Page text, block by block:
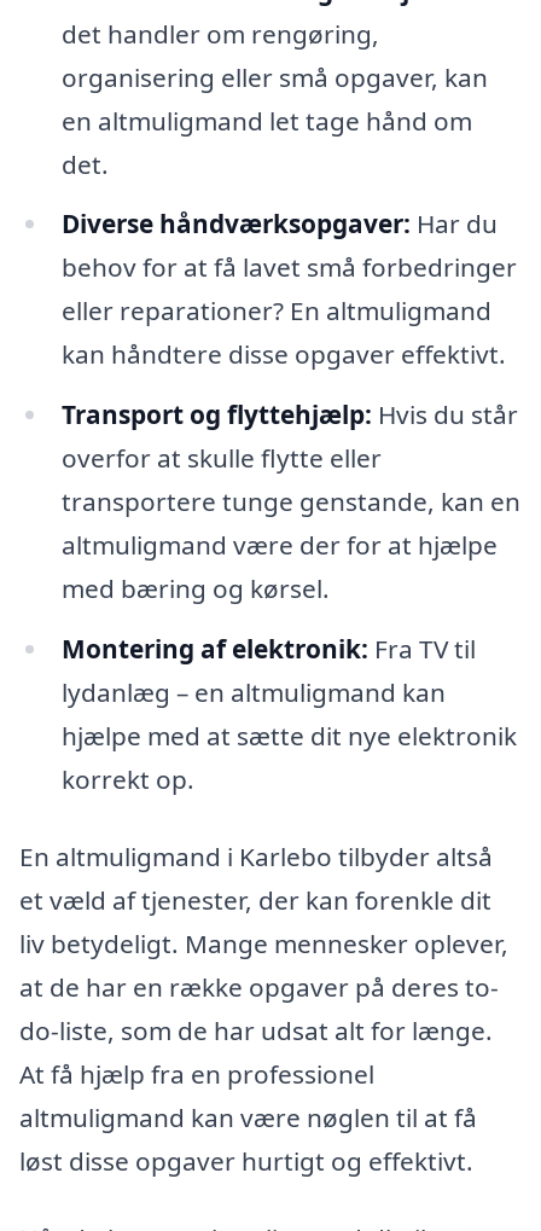
det handler om rengøring,
organisering eller små opgaver, kan
en altmuligmand let tage hånd om
det.
Diverse håndværksopgaver: Har du
behov for at få lavet små forbedringer
eller reparationer? En altmuligmand
kan håndtere disse opgaver effektivt.
Transport og flyttehjælp: Hvis du står
overfor at skulle flytte eller
transportere tunge genstande, kan en
altmuligmand være der for at hjælpe
med bæring og kørsel.
Montering af elektronik: Fra TV til
lydanlæg – en altmuligmand kan
hjælpe med at sætte dit nye elektronik
korrekt op.
En altmuligmand i Karlebo tilbyder altså
et væld af tjenester, der kan forenkle dit
liv betydeligt. Mange mennesker oplever,
at de har en række opgaver på deres to-
do-liste, som de har udsat alt for længe.
At få hjælp fra en professionel
altmuligmand kan være nøglen til at få
løst disse opgaver hurtigt og effektivt.